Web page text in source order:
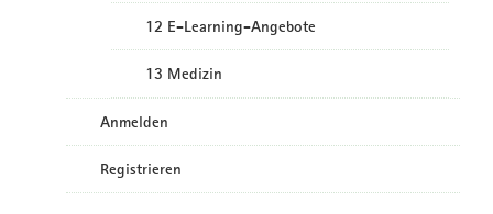
12 E-Learning-Angebote
13 Medizin
Anmelden
Registrieren